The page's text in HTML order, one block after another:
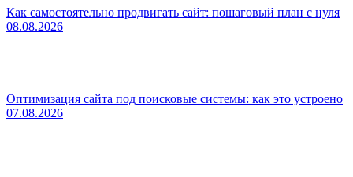
Как самостоятельно продвигать сайт: пошаговый план с нуля
08.08.2026
Оптимизация сайта под поисковые системы: как это устроено
07.08.2026